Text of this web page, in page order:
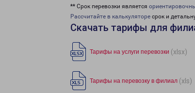
** Срок перевозки является
Рассчитайте в калькуляторе срок и
Скачать тарифы для
Тарифы на услуги перевозки (xlsx)
Тарифы на перевозку в филиал (xls)